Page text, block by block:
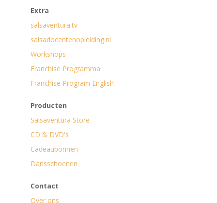
Extra
salsaventura.tv
salsadocentenopleiding.nl
Workshops
Franchise Programma
Franchise Program English
Producten
Salsaventura Store
CD & DVD's
Cadeaubonnen
Dansschoenen
Contact
Over ons